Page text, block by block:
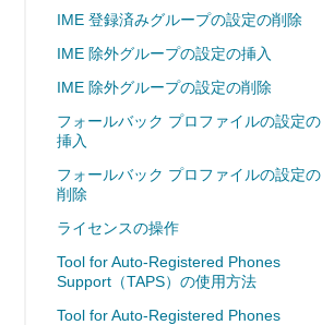
IME 登録済みグループの設定の削除
IME 除外グループの設定の挿入
IME 除外グループの設定の削除
フォールバック プロファイルの設定の
挿入
フォールバック プロファイルの設定の
削除
ライセンスの操作
Tool for Auto-Registered Phones
Support（TAPS）の使用方法
Tool for Auto-Registered Phones